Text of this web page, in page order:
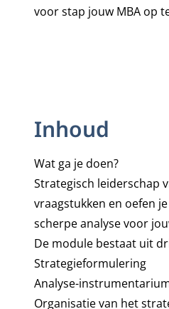
voor stap jouw MBA op
Inhoud
Wat ga je doen?
Strategisch leiderschap
vraagstukken en oefen
scherpe analyse voor
De module bestaat uit
Strategieformulering
Analyse-
Organisatie van het